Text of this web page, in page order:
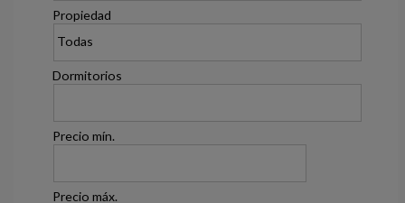
Propiedad
Dormitorios
Precio mín.
Precio máx.